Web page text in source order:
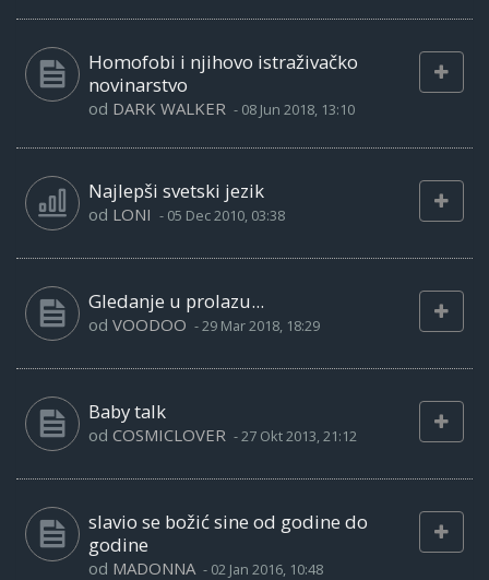
Homofobi i njihovo istraživačko
novinarstvo
od DARK WALKER - 08 Jun 2018, 13:10
Najlepši svetski jezik
od LONI - 05 Dec 2010, 03:38
Gledanje u prolazu...
od VOODOO -29 Mar 2018, 18:29
Baby talk
od COSMICLOVER -27 Okt 2013, 21:12
slavio se božić sine od godine do
godine
od MADONNA - 02 Jan 2016, 10:48